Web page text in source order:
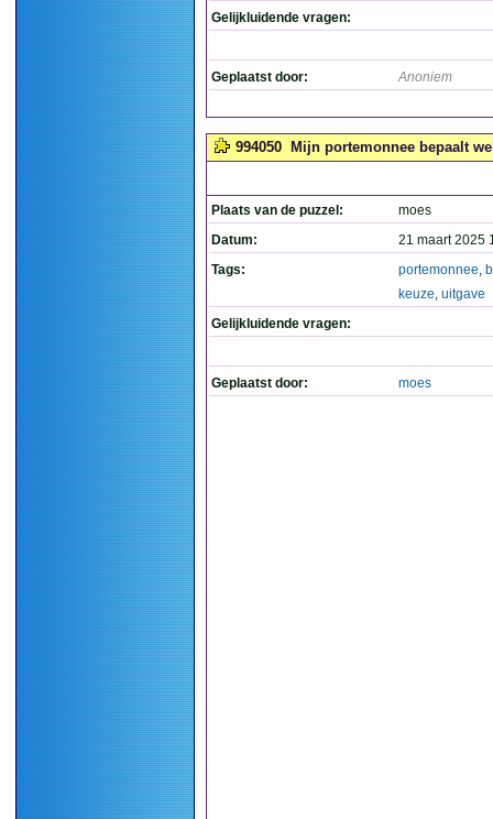
Gelijkluidende vragen:
Geplaatst door: Anoniem
994050 Mijn portemonnee bepaalt
Plaats van de puzzel:
moes
Datum:
21 maart 2025
Tags:
portemonnee,
keuze, uitgave
Gelijkluidende vragen:
Geplaatst door: moes